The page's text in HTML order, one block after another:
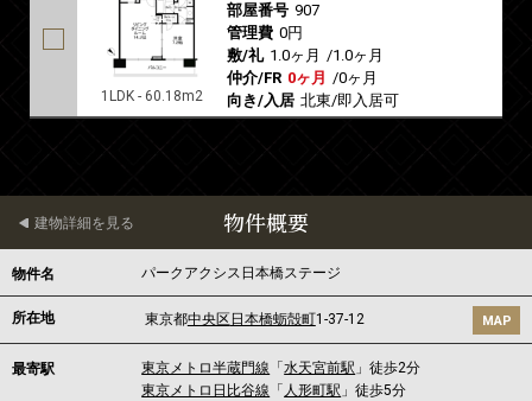
1LDK - 60.18m2
部屋番号 907
管理費 0円
敷/礼 1.0ヶ月 /1.0ヶ月
仲介/FR 0ヶ月 /0ヶ月
向き/入居 北東/即入居可
物件概要
建物詳細を見る
物件名 パークアクシス日本橋ステージ
所在地 東京都中央区 日本橋蛎殻町1-37-12 MAP
最寄駅 東京メトロ半蔵門線 「水天宮前駅 」徒歩2分
東京メトロ日比谷線 「 人形町駅 」徒歩5分